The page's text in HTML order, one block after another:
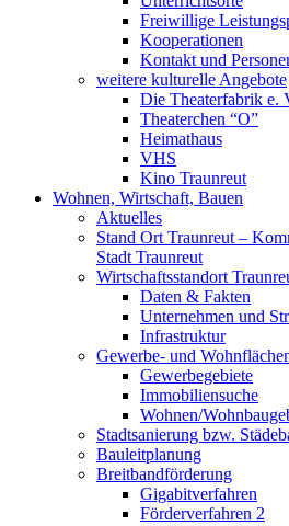
Freiwillige
Kooperationen
Kontakt und
weitere kulturelle Angebote
Die Theaterfabrik e.
Theaterchen “O”
Heimathaus
VHS
Kino Traunreut
Wohnen, Wirtschaft, Bauen
Aktuelles
Stand Ort Traunreut –
Stadt Traunreut
Wirtschaftsstandort
Daten & Fakten
Unternehmen und
Infrastruktur
Gewerbe- und
Gewerbegebiete
Immobiliensuche
Wohnen/
Stadtsanierung bzw.
Bauleitplanung
Breitbandförderung
Gigabitverfahren
Förderverfahren 2